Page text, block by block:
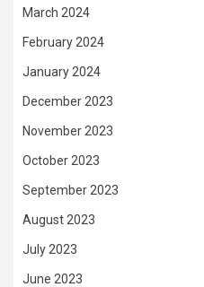
March 2024
February 2024
January 2024
December 2023
November 2023
October 2023
September 2023
August 2023
July 2023
June 2023